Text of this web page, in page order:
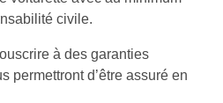
civile.
à des garanties
permettront d’être assuré en